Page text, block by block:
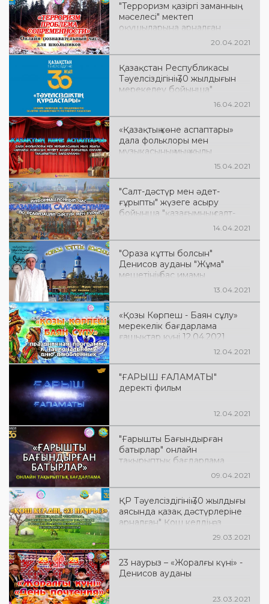
"Терроризм қазіргі заманның
мәселесі" мектеп
оқушыларына арналған
Онлайн танымдық сағат20.04.2021
Қазақстан Республикасы
Тәуелсіздігінің 30 жылдығын
мерекелеу бойынша"
Тәуелсіздіктің өрлеуі " Онлайн
16.04.2021
«Қазақтың көне аспаптары»
дала фольклоры мен
музыкасының мың жылы
«арнайы жобасын жүзеге15.04.2021
"Салт-дәстүр мен әдет-
ғұрыпты" жүзеге асыру
бойынша "қазағымның салт-
дәстүрлері" ақпараттық14.04.2021
"Ораза кұтты болсын"
Денисов ауданы "Жұма"
мешетінің бас имамы
Жиенбаев Руслан Маратұлы -
13.04.2021
«Қозы Көрпеш - Баян сұлу»
мерекелік бағдарлама
ғашықтар күні 12.04.2021
12.04.2021
"ҒАРЫШ ҒАЛАМАТЫ"
деректі фильм
12.04.2021
"Ғарышты Бағындырған
батырлар" онлайн
тақырыптық бағдарлама
09.04.2021
ҚР Тәуелсіздігінің 30 жылдығы
аясында қазақ дәстүрлеріне
арналған" Қош келдің, әз
Наурыз " өңірлік фестивалі29.03.2021
23 наурыз – «Жоралғы күні» -
Денисов ауданы
23.03.2021